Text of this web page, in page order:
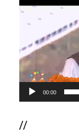
Video
00:00
//